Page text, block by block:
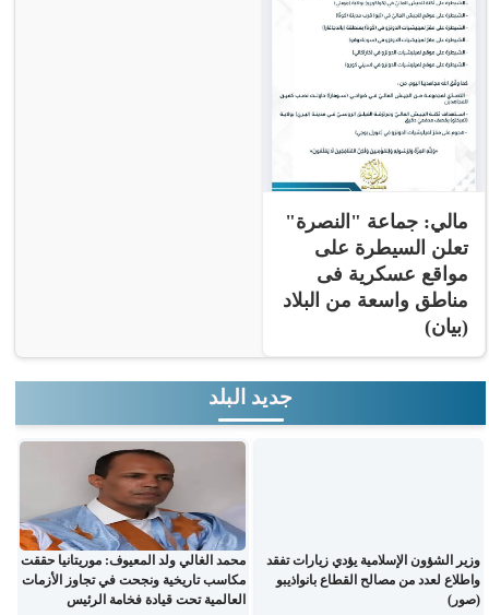
مالي: جماعة "النصرة"
تعلن السيطرة على
مواقع عسكرية فى
مناطق واسعة من البلاد
(بيان)
جديد البلد
وزير الشؤون الإسلامية يؤدي زيارات تفقد
واطلاع لعدد من مصالح القطاع بانواذيبو
(صور)
محمد الغالي ولد المعيوف: موريتانيا حققت
مكاسب تاريخية ونجحت في تجاوز الأزمات
العالمية تحت قيادة فخامة الرئيس